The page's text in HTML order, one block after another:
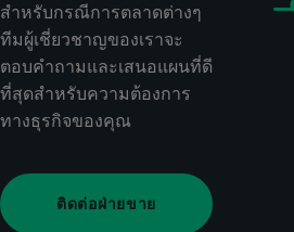
สำหรับกรณีการตลาดต่างๆ
ทีมผู้เชี่ยวชาญของเราจะ
ตอบคำถามและเสนอแผนที่ดี
ที่สุดสำหรับความต้องการ
ทางธุรกิจของคุณ
ติดต่อฝ่ายขาย